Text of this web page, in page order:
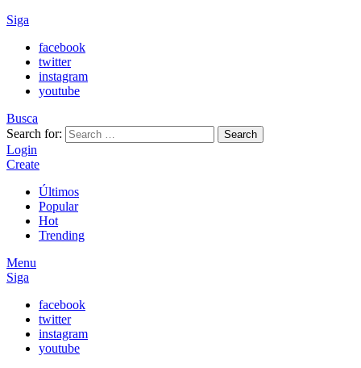
Siga
facebook
twitter
instagram
youtube
Busca
Search for:
Search
Login
Create
Últimos
Popular
Hot
Trending
Menu
Siga
facebook
twitter
instagram
youtube